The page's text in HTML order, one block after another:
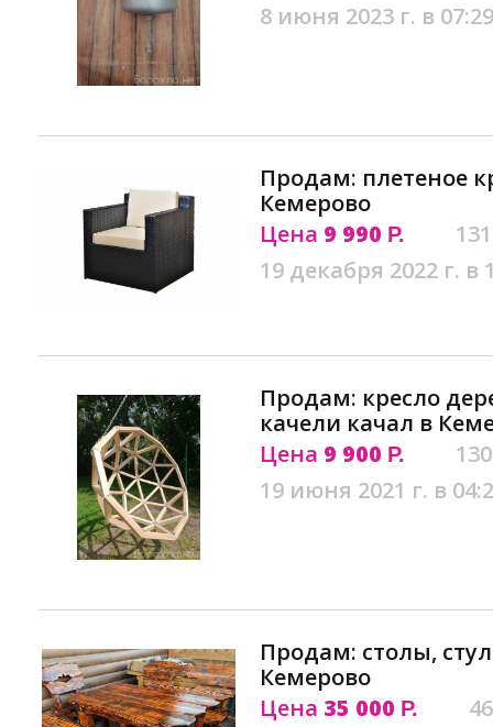
8 июня 2023 г. в 07:29
Продам: плетеное
Кемерово
Цена 9 990 Р.
19 декабря 2022 г. в
Продам: кресло
качели качал в
Цена 9 900 Р.
19 июня 2021 г. в
Продам: столы,
Кемерово
Цена 35 000 Р.